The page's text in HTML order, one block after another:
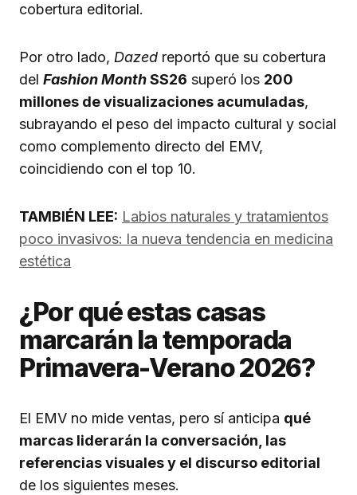
cobertura editorial.
Por otro lado, Dazed reportó que su cobertura
del Fashion MonthSS26 superó los 200
millones de visualizaciones acumuladas,
subrayando el peso del impacto cultural y social
como complemento directo del EMV,
coincidiendo con el top 10.
TAMBIÉN LEE: Labios naturales y tratamientos
poco invasivos: la nueva tendencia en medicina
estética
¿Por qué estas casas
marcarán la temporada
Primavera-Verano 2026?
El EMV no mide ventas, pero sí anticipa qué
marcas liderarán la conversación, las
referencias visuales y el discurso editorial
de los siguientes meses.